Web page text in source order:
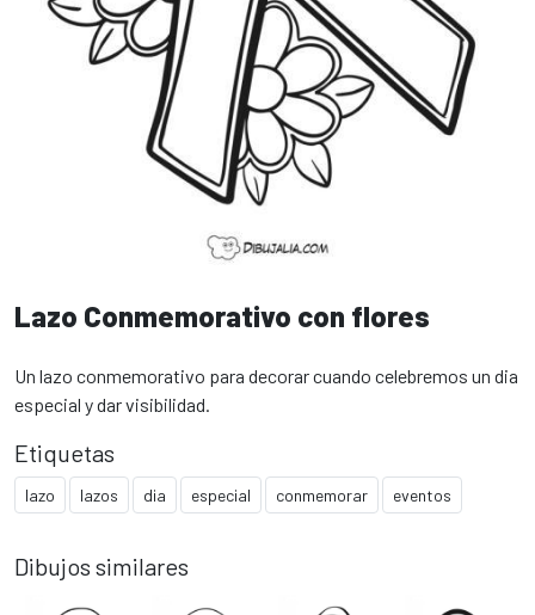
Lazo Conmemorativo con flores
Un lazo conmemorativo para decorar cuando celebremos un dia
especial y dar visibilidad.
Etiquetas
lazo lazos dia especial conmemorar eventos
Dibujos similares